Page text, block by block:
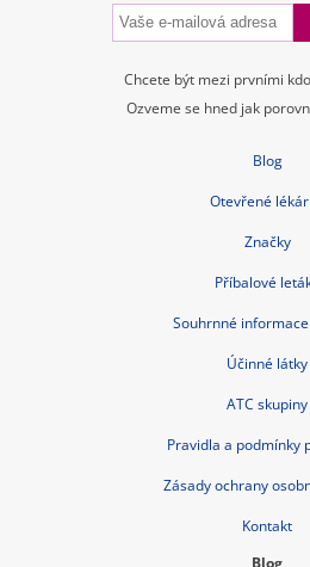
Chcete být mezi prvními
Ozveme se hned jak
Blog
Otevřené
Značky
Příbalové
Souhrnné
Účinné látky
ATC skupiny
Pravidla a podmínky
Zásady ochrany
Kontakt
Blog